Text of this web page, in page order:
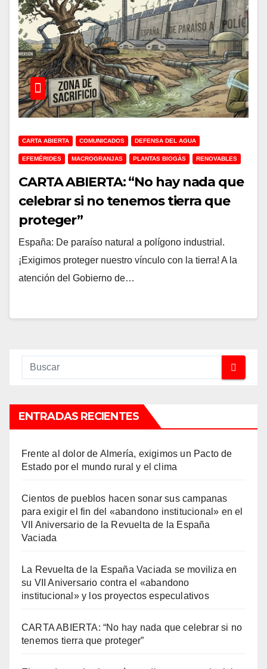
CARTA ABIERTA COMUNICADOS DEFENSA DEL AGUA
EFEMÉRIDES MACROGRANJAS PLANTAS BIOGÁS RENOVABLES
CARTA ABIERTA: “No hay nada que
celebrar si no tenemos tierra que
proteger”
España: De paraíso natural a polígono industrial.
¡Exigimos proteger nuestro vínculo con la tierra! A la
atención del Gobierno de…
ENTRADAS RECIENTES
Frente al dolor de Almería, exigimos un Pacto de
Estado por el mundo rural y el clima
Cientos de pueblos hacen sonar sus campanas
para exigir el fin del «abandono institucional» en el
VII Aniversario de la Revuelta de la España
Vaciada
La Revuelta de la España Vaciada se moviliza en
su VII Aniversario contra el «abandono
institucional» y los proyectos especulativos
CARTA ABIERTA: “No hay nada que celebrar si no
tenemos tierra que proteger”